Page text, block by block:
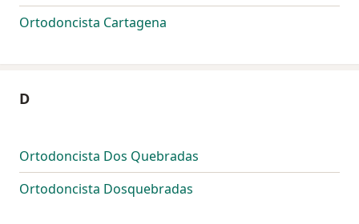
Ortodoncista Cartagena
D
Ortodoncista Dos Quebradas
Ortodoncista Dosquebradas